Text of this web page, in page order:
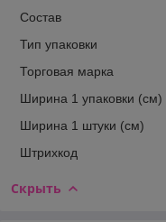
Состав
Тип упаковки
Торговая марка
Ширина 1 упаковки (см)
Ширина 1 штуки (см)
Штрихкод
Скрыть